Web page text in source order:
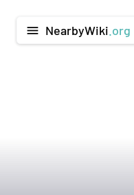
menu NearbyWiki .org